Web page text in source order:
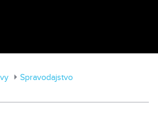
Spravodajstvo